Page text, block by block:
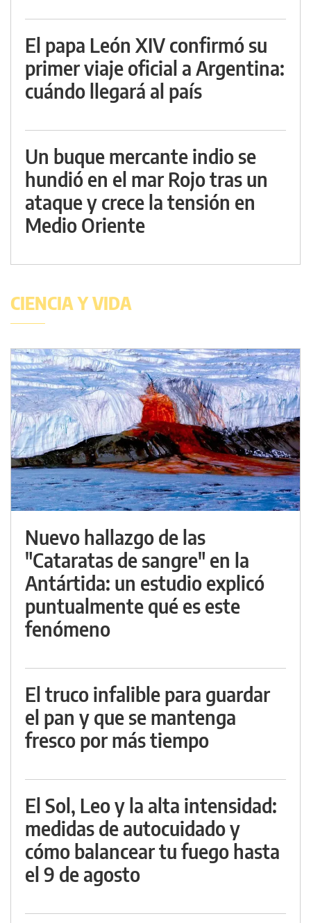
El papa León XIV confirmó su
primer viaje oficial a Argentina:
cuándo llegará al país
Un buque mercante indio se
hundió en el mar Rojo tras un
ataque y crece la tensión en
Medio Oriente
CIENCIA Y VIDA
Nuevo hallazgo de las
"Cataratas de sangre" en la
Antártida: un estudio explicó
puntualmente qué es este
fenómeno
El truco infalible para guardar
el pan y que se mantenga
fresco por más tiempo
El Sol, Leo y la alta intensidad:
medidas de autocuidado y
cómo balancear tu fuego hasta
el 9 de agosto